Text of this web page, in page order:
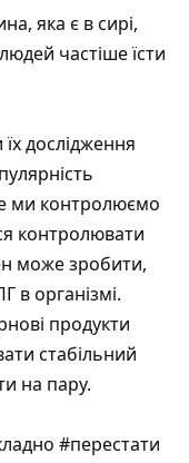
яка є в сирі,
частіше їсти
дослідження
ми контролюємо
контролювати
може зробити,
організмі.
продукти
стабільний
на пару.
#перестати